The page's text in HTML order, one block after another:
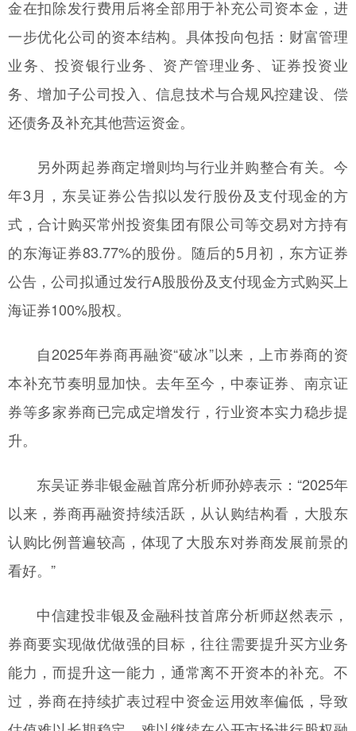
金在扣除发行费用后将全部用于补充公司资本金，进
一步优化公司的资本结构。具体投向包括：财富管理
业务、投资银行业务、资产管理业务、证券投资业
务、增加子公司投入、信息技术与合规风控建设、偿
还债务及补充其他营运资金。
另外两起券商定增则均与行业并购整合有关。今
年3月，东吴证券公告拟以发行股份及支付现金的方
式，合计购买常州投资集团有限公司等交易对方持有
的东海证券83.77%的股份。随后的5月初，东方证券
公告，公司拟通过发行A股股份及支付现金方式购买上
海证券100%股权。
自2025年券商再融资“破冰”以来，上市券商的资
本补充节奏明显加快。去年至今，中泰证券、南京证
券等多家券商已完成定增发行，行业资本实力稳步提
升。
东吴证券非银金融首席分析师孙婷表示：“2025年
以来，券商再融资持续活跃，从认购结构看，大股东
认购比例普遍较高，体现了大股东对券商发展前景的
看好。”
中信建投非银及金融科技首席分析师赵然表示，
券商要实现做优做强的目标，往往需要提升买方业务
能力，而提升这一能力，通常离不开资本的补充。不
过，券商在持续扩表过程中资金运用效率偏低，导致